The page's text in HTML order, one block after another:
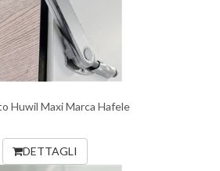
Huwil Maxi Marca Hafele
DETTAGLI